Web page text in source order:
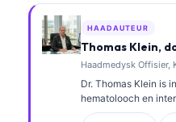
HAADAUTEUR
Thomas Klein,
Haadmedysk Offisier,
Dr. Thomas Klein is
hematolooch en
ûnderfining yn